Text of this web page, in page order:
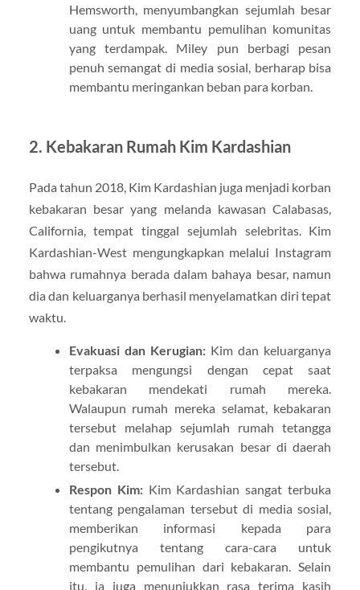
Hemsworth, menyumbangkan sejumlah besar
uang untuk membantu pemulihan komunitas
yang terdampak. Miley pun berbagi pesan
penuh semangat di media sosial, berharap bisa
membantu meringankan beban para korban.
2. Kebakaran Rumah Kim Kardashian
Pada tahun 2018, Kim Kardashian juga menjadi korban
kebakaran besar yang melanda kawasan Calabasas,
California, tempat tinggal sejumlah selebritas. Kim
Kardashian-West mengungkapkan melalui Instagram
bahwa rumahnya berada dalam bahaya besar, namun
dia dan keluarganya berhasil menyelamatkan diri tepat
waktu.
Evakuasi dan Kerugian:Kim dan keluarganya
terpaksa mengungsi dengan cepat saat
kebakaran mendekati rumah mereka.
Walaupun rumah mereka selamat, kebakaran
tersebut melahap sejumlah rumah tetangga
dan menimbulkan kerusakan besar di daerah
tersebut.
Respon Kim:Kim Kardashian sangat terbuka
tentang pengalaman tersebut di media sosial,
memberikan informasi kepada para
pengikutnya tentang cara-cara untuk
membantu pemulihan dari kebakaran. Selain
itu, ia juga menunjukkan rasa terima kasih